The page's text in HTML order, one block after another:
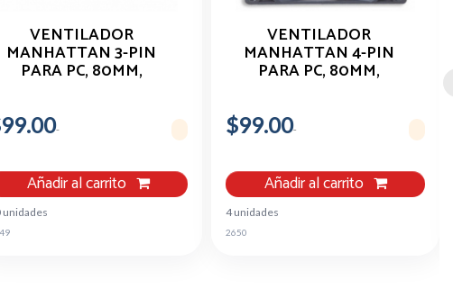
VENTILADOR
MANHATTAN 3-PIN
PARA PC, 80MM,
Añadir al carrito
unidades
VENTILADOR
MANHATTAN 4-PIN
PARA PC, 80MM,
$99.00
Añadir al carrito
4 unidades
2650